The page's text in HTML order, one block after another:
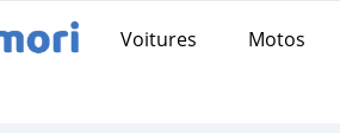
Voitures Motos